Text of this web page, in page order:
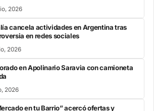
2026
cancela actividades en Argentina tras
en redes sociales
2026
en Apolinario Saravia con camioneta
2026
en tu Barrio” acercó ofertas y